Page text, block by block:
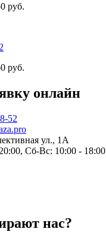
руб.
руб.
онлайн
52
ул., 1А
Сб-Вс: 10:00 - 18:00
нас?